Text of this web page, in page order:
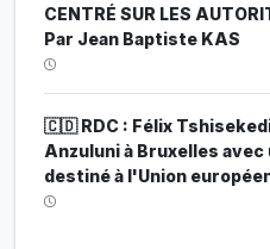
CENTRÉ SUR LES
Par Jean Baptiste KAS
🇨🇩 RDC : Félix
Anzuluni à Bruxelles
destiné à l'Union